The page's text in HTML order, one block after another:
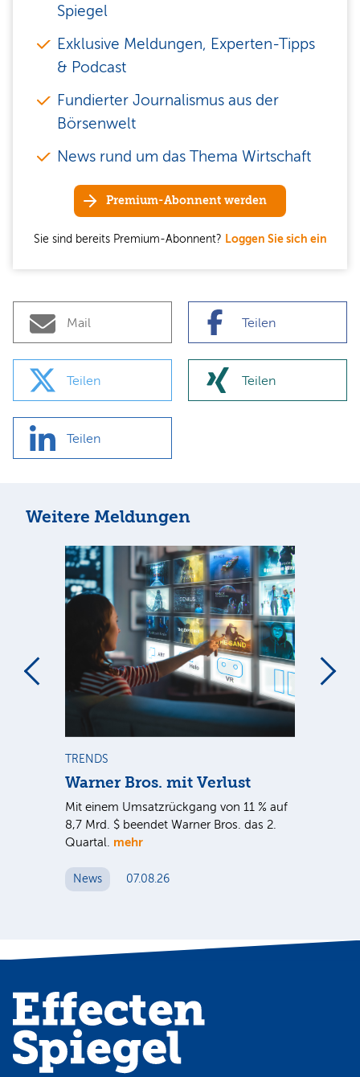
Spiegel
Exklusive Meldungen, Experten-Tipps
& Podcast
Fundierter Journalismus aus der
Börsenwelt
News rund um das Thema Wirtschaft
Premium-Abonnent werden
Sie sind bereits Premium-Abonnent? Loggen Sie sich ein
Mail Teilen
Teilen Teilen
Teilen
Weitere Meldungen
TRENDS
Warner Bros. mit Verlust
Mit einem Umsatzrückgang von 11 % auf
8,7 Mrd. $ beendet Warner Bros. das 2.
Quartal. mehr
News 07.08.26